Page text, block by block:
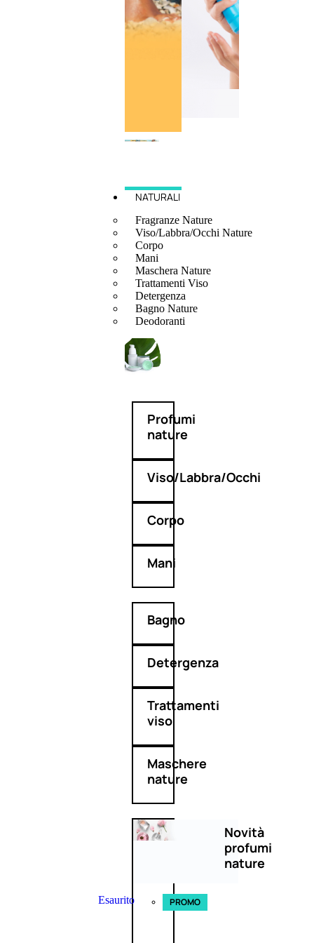
NATURALI
Fragranze Nature
Viso/Labbra/Occhi Nature
Corpo
Mani
Maschera Nature
Trattamenti Viso
Detergenza
Bagno Nature
Deodoranti
Profumi
nature
Viso/Labbra/Occhi
Corpo
Mani
Bagno
Detergenza
Trattamenti
viso
Maschere
nature
Novità
profumi
nature
Esaurito PROMO